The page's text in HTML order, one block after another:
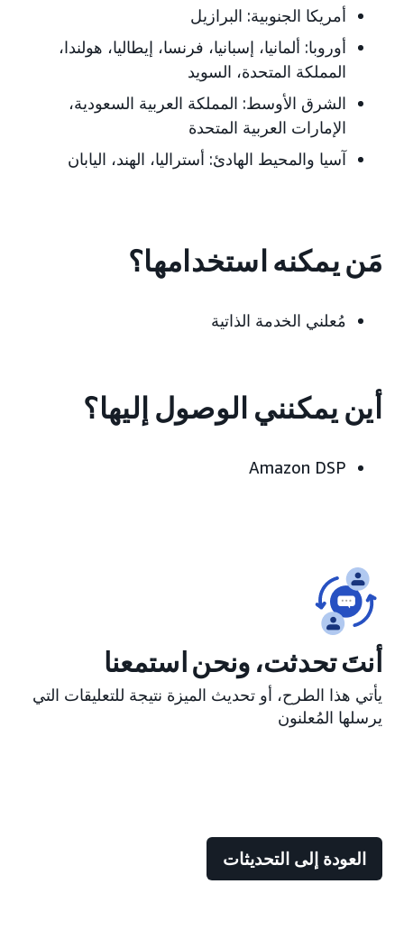
أمريكا الجنوبية: البرازيل
أوروبا: ألمانيا، إسبانيا، فرنسا، إيطاليا، هولندا،
المملكة المتحدة، السويد
الشرق الأوسط: المملكة العربية السعودية،
الإمارات العربية المتحدة
آسيا والمحيط الهادئ: أستراليا، الهند، اليابان
مَن يمكنه استخدامها؟
مُعلني الخدمة الذاتية
أين يمكنني الوصول إليها؟
Amazon DSP
أنتَ تحدثت، ونحن استمعنا
يأتي هذا الطرح، أو تحديث الميزة نتيجة للتعليقات التي
يرسلها المُعلنون
العودة إلى التحديثات